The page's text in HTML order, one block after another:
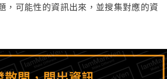
，可能性的資訊出來，並搜集對應的資